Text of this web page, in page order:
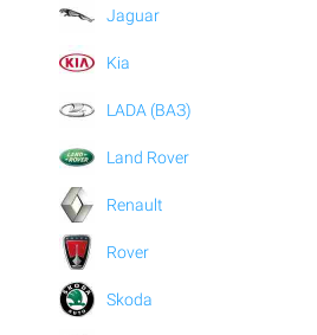
Jaguar
Kia
LADA (ВАЗ)
Land Rover
Renault
Rover
Skoda